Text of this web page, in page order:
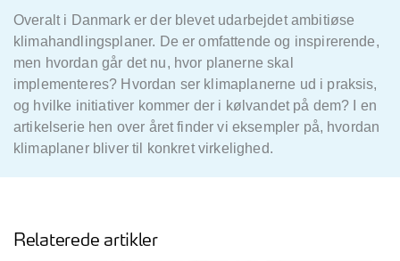
Overalt i Danmark er der blevet udarbejdet ambitiøse
klimahandlingsplaner. De er omfattende og inspirerende,
men hvordan går det nu, hvor planerne skal
implementeres? Hvordan ser klimaplanerne ud i praksis,
og hvilke initiativer kommer der i kølvandet på dem? I en
artikelserie hen over året finder vi eksempler på, hvordan
klimaplaner bliver til konkret virkelighed.
Relaterede artikler